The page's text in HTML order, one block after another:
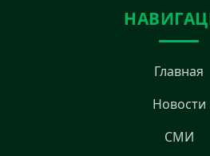
Главная
Новости
СМИ